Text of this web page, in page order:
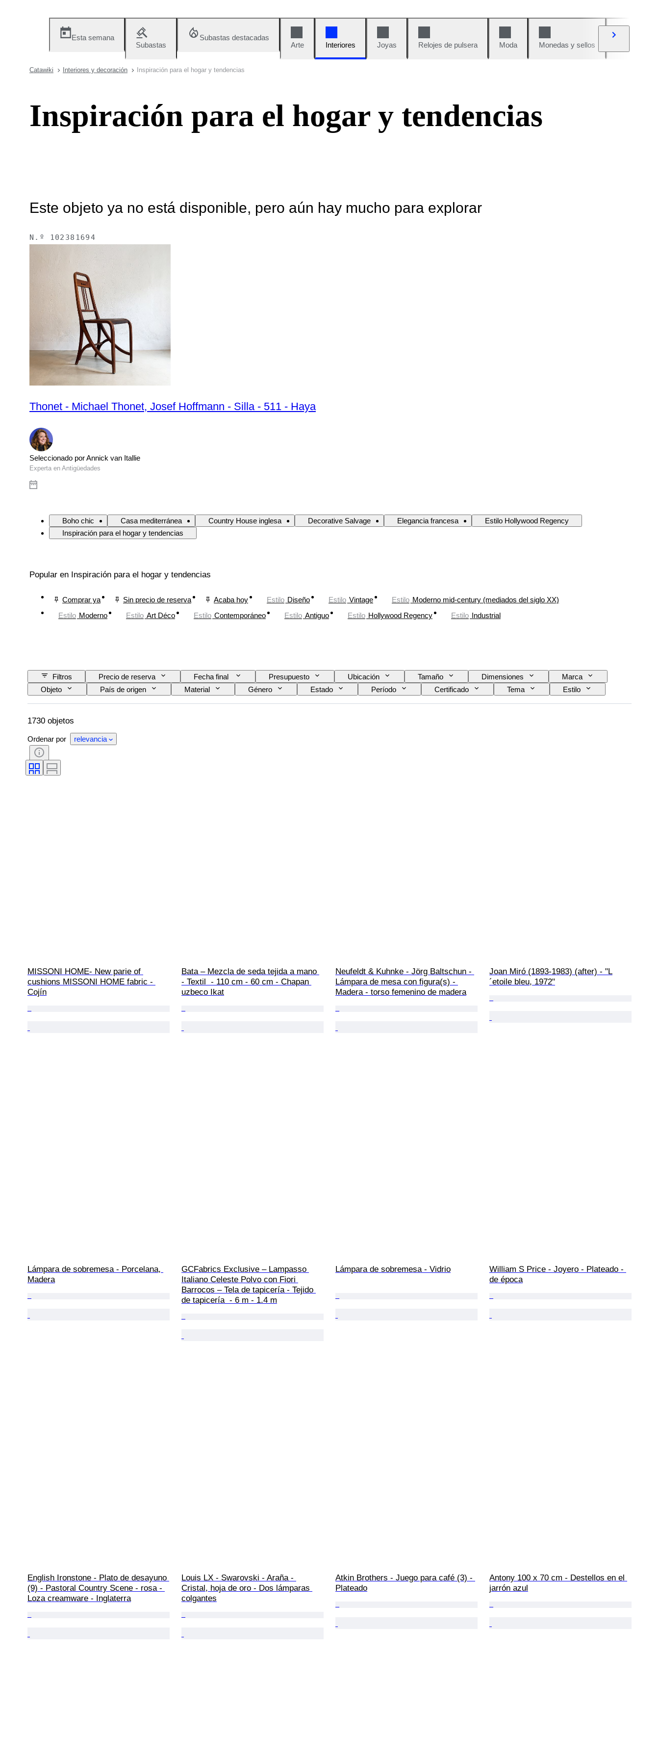
Esta semana
Subastas
Subastas destacadas
Arte
Interiores Joyas Relojes de pulsera Moda Monedas y sellos
Catawiki Interiores y decoración Inspiración para el hogar y tendencias
Inspiración para el hogar y tendencias
Este objeto ya no está disponible, pero aún hay mucho para explorar
N.º 102381694
Thonet - Michael Thonet, Josef Hoffmann - Silla - 511 - Haya
Seleccionado por Annick van Itallie
Experta en Antigüedades
Boho chic Casa mediterránea Country House inglesa Decorative Salvage Elegancia francesa
Estilo Hollywood Regency
Inspiración para el hogar y tendencias
Popular en Inspiración para el hogar y tendencias
Comprar ya Sin precio de reserva Acaba hoy Estilo Diseño Estilo Vintage Estilo Moderno mid-century (mediados del siglo XX)
Estilo Moderno Estilo Art Déco Estilo Contemporáneo Estilo Antiguo Estilo Hollywood Regency Estilo Industrial
Filtros Precio de reserva Fecha final Presupuesto Ubicación Tamaño Dimensiones
Marca
Objeto
País de origen Material Género Estado Período Certificado Tema
Estilo
Técnica
Firma Edición Color Era Vendido por Original / réplica
Artista
1730 objetos
Ordenar por relevancia
MISSONI HOME- New parie of
cushions MISSONI HOME fabric -
Cojín
Bata – Mezcla de seda tejida a mano
- Textil  - 110 cm - 60 cm - Chapan
uzbeco Ikat
Neufeldt & Kuhnke - Jörg Baltschun -
Lámpara de mesa con figura(s) -
Madera - torso femenino de madera
Joan Miró (1893-1983) (after) - "L
´etoile bleu, 1972"
Lámpara de sobremesa - Porcelana,
Madera
GCFabrics Exclusive – Lampasso
Italiano Celeste Polvo con Fiori
Barrocos – Tela de tapicería - Tejido
de tapicería  - 6 m - 1.4 m
Lámpara de sobremesa - Vidrio
William S Price - Joyero - Plateado -
de época
English Ironstone - Plato de desayuno
(9) - Pastoral Country Scene - rosa -
Loza creamware - Inglaterra
Louis LX - Swarovski - Araña -
Cristal, hoja de oro - Dos lámparas
colgantes
Atkin Brothers - Juego para café (3) -
Plateado
Antony 100 x 70 cm - Destellos en el
jarrón azul